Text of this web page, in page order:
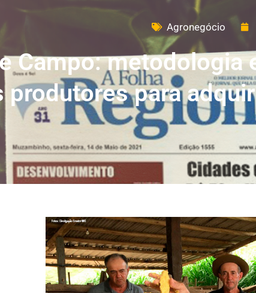
Agronegócio
Campo: metodologia
produtores para